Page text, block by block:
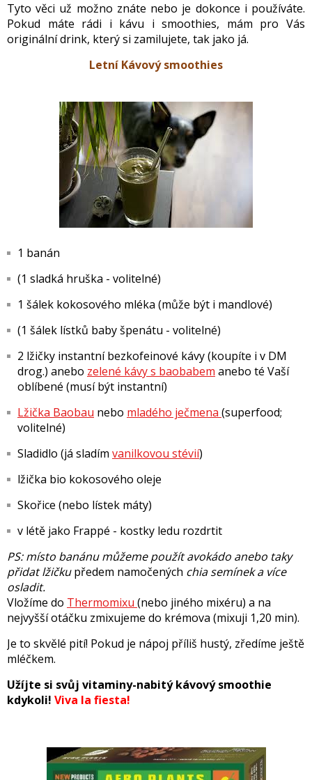
Tyto věci už možno znáte nebo je dokonce i používáte.
Pokud máte rádi i kávu i smoothies, mám pro Vás
originální drink, který si zamilujete, tak jako já.
Letní Kávový smoothies
1 banán
(1 sladká hruška - volitelné)
1 šálek kokosového mléka (může být i mandlové)
(1 šálek lístků baby špenátu - volitelné)
2 lžičky instantní bezkofeinové kávy (koupíte i v DM
drog.) anebo zelené kávy s baobabem anebo té Vaší
oblíbené (musí být instantní)
Lžička Baobau nebo mladého ječmena (superfood;
volitelné)
Sladidlo (já sladím vanilkovou stévií)
lžička bio kokosového oleje
Skořice (nebo lístek máty)
v létě jako Frappé - kostky ledu rozdrtit
PS: místo banánu můžeme použít avokádo anebo taky
přidat lžičkupředem namočených chia semínek a více
osladit.
Vložíme do Thermomixu (nebo jiného mixéru) a na
nejvyšší otáčku zmixujeme do krémova (mixuji 1,20 min).
Je to skvělé pití! Pokud je nápoj příliš hustý, zředíme ještě
mléčkem.
Užíjte si svůj vitaminy-nabitý kávový smoothie
kdykoli! Viva la fiesta!